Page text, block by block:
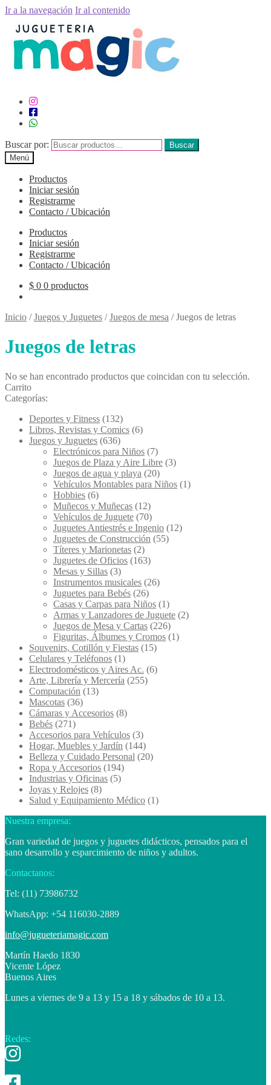
Ir a la navegación Ir al contenido
Buscar por:
Buscar
Menú
Productos
Iniciar sesión
Registrarme
Contacto / Ubicación
Productos
Iniciar sesión
Registrarme
Contacto / Ubicación
$ 0 0 productos
Inicio /Juegos y Juguetes /Juegos de mesa /Juegos de letras
Juegos de letras
No se han encontrado productos que coincidan con tu selección.
Carrito
Categorías:
Deportes y Fitness (132)
Libros, Revistas y Comics (6)
Juegos y Juguetes (636)
Electrónicos para Niños (7)
Juegos de Plaza y Aire Libre (3)
Juegos de agua y playa (20)
Vehículos Montables para Niños (1)
Hobbies (6)
Muñecos y Muñecas (12)
Vehículos de Juguete (70)
Juguetes Antiestrés e Ingenio (12)
Juguetes de Construcción (55)
Títeres y Marionetas (2)
Juguetes de Oficios (163)
Mesas y Sillas (3)
Instrumentos musicales (26)
Juguetes para Bebés (26)
Casas y Carpas para Niños (1)
Armas y Lanzadores de Juguete (2)
Juegos de Mesa y Cartas (226)
Figuritas, Álbumes y Cromos (1)
Souvenirs, Cotillón y Fiestas (15)
Celulares y Teléfonos (1)
Electrodomésticos y Aires Ac. (6)
Arte, Librería y Mercería (255)
Computación (13)
Mascotas (36)
Cámaras y Accesorios (8)
Bebés (271)
Accesorios para Vehículos (3)
Hogar, Muebles y Jardín (144)
Belleza y Cuidado Personal (20)
Ropa y Accesorios (194)
Industrias y Oficinas (5)
Joyas y Relojes (8)
Salud y Equipamiento Médico (1)
Nuestra empresa:
Gran variedad de juegos y juguetes didácticos, pensados para el
sano desarrollo y esparcimiento de niños y adultos.
Contactanos:
Tel: (11) 73986732
WhatsApp: +54 116030-2889
info@jugueteriamagic.com
Martín Haedo 1830
Vicente López
Buenos Aires
Lunes a viernes de 9 a 13 y 15 a 18 y sábados de 10 a 13.
Redes: